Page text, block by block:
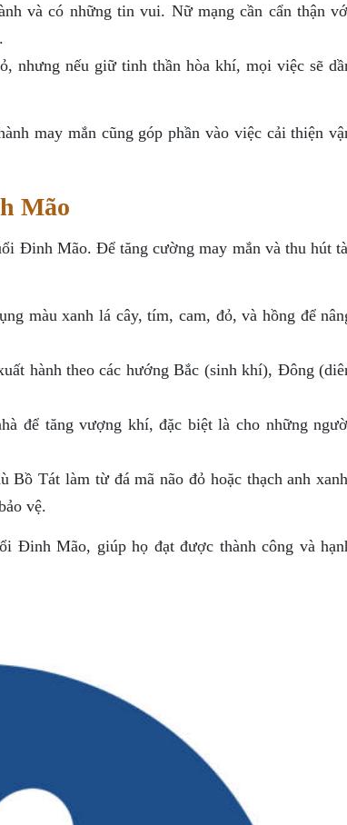
và có những tin vui. Nữ mạng cần cẩn thận
nhưng nếu giữ tinh thần hòa khí, mọi việc sẽ
may mắn cũng góp phần vào việc cải thiện
Mão
Đinh Mão. Để tăng cường may mắn và thu hút
màu xanh lá cây, tím, cam, đỏ, và hồng để
hành theo các hướng Bắc (sinh khí), Đông
để tăng vượng khí, đặc biệt là cho những
Bồ Tát làm từ đá mã não đỏ hoặc thạch anh
vệ.
Đinh Mão, giúp họ đạt được thành công và